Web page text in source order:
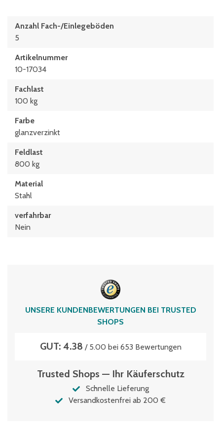
Anzahl Fach-/Einlegeböden
5
Artikelnummer
10-17034
Fachlast
100 kg
Farbe
glanzverzinkt
Feldlast
800 kg
Material
Stahl
verfahrbar
Nein
UNSERE KUNDENBEWERTUNGEN BEI TRUSTED
SHOPS
GUT: 4.38 / 5.00 bei 653 Bewertungen
Trusted Shops — Ihr Käuferschutz
Schnelle Lieferung
Versandkostenfrei ab 200 €